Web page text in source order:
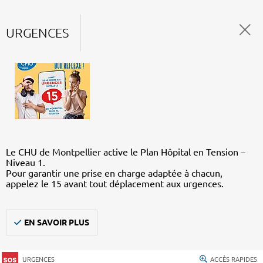
URGENCES
Le CHU de Montpellier active le Plan Hôpital en Tension –
Niveau 1.
Pour garantir une prise en charge adaptée à chacun,
appelez le 15 avant tout déplacement aux urgences.
EN SAVOIR PLUS
URGENCES ACCÈS RAPIDES